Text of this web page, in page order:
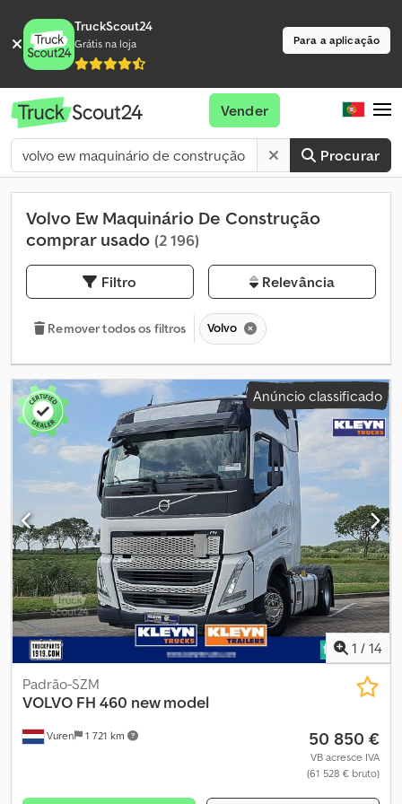
TruckScout24
Grátis na loja Para a aplicação
Procurar
Vender
Volvo Ew Maquinário De Construção
comprar usado (2 196)
Filtro Relevância
Remover todos os filtros Volvo
Anúncio classificado
1 / 14
Vuren 1 721 km
Padrão-SZM
VOLVO FH 460 new model
50 850 €
VB acresce IVA
(61 528 € bruto)